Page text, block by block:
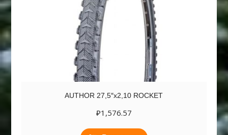
AUTHOR 27,5″х2,10 ROCKET
₽1,576.57